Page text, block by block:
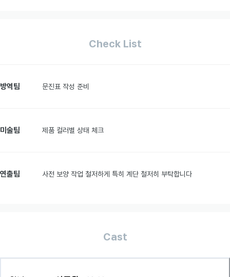
Check List
방역팀 문진표 작성 준비
미술팀 제품 컬러별 상태 체크
연출팀 사전 보양 작업 철저하게 특히 계단 철저히 부탁합니다
Cast